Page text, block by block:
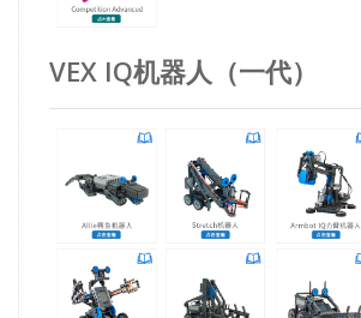
VEX IQ机器人（一代）